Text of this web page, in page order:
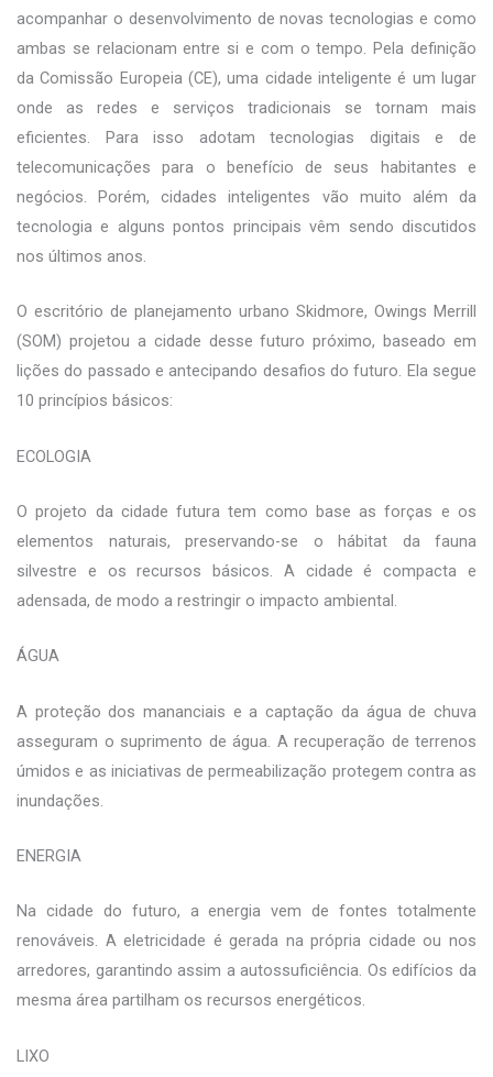
acompanhar o desenvolvimento de novas tecnologias e como
ambas se relacionam entre si e com o tempo. Pela definição
da Comissão Europeia (CE), uma cidade inteligente é um lugar
onde as redes e serviços tradicionais se tornam mais
eficientes. Para isso adotam tecnologias digitais e de
telecomunicações para o benefício de seus habitantes e
negócios. Porém, cidades inteligentes vão muito além da
tecnologia e alguns pontos principais vêm sendo discutidos
nos últimos anos.
O escritório de planejamento urbano Skidmore, Owings Merrill
(SOM) projetou a cidade desse futuro próximo, baseado em
lições do passado e antecipando desafios do futuro. Ela segue
10 princípios básicos:
ECOLOGIA
O projeto da cidade futura tem como base as forças e os
elementos naturais, preservando-se o hábitat da fauna
silvestre e os recursos básicos. A cidade é compacta e
adensada, de modo a restringir o impacto ambiental.
ÁGUA
A proteção dos mananciais e a captação da água de chuva
asseguram o suprimento de água. A recuperação de terrenos
úmidos e as iniciativas de permeabilização protegem contra as
inundações.
ENERGIA
Na cidade do futuro, a energia vem de fontes totalmente
renováveis. A eletricidade é gerada na própria cidade ou nos
arredores, garantindo assim a autossuficiência. Os edifícios da
mesma área partilham os recursos energéticos.
LIXO